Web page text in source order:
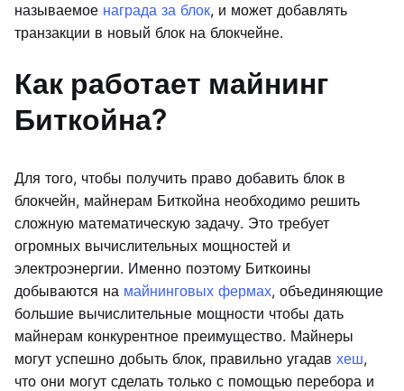
называемое награда за блок, и может добавлять
транзакции в новый блок на блокчейне.
Как работает майнинг
Биткойна?
Для того, чтобы получить право добавить блок в
блокчейн, майнерам Биткойна необходимо решить
сложную математическую задачу. Это требует
огромных вычислительных мощностей и
электроэнергии. Именно поэтому Биткоины
добываются на майнинговых фермах, объединяющие
большие вычислительные мощности чтобы дать
майнерам конкурентное преимущество. Майнеры
могут успешно добыть блок, правильно угадав хеш,
что они могут сделать только с помощью перебора и